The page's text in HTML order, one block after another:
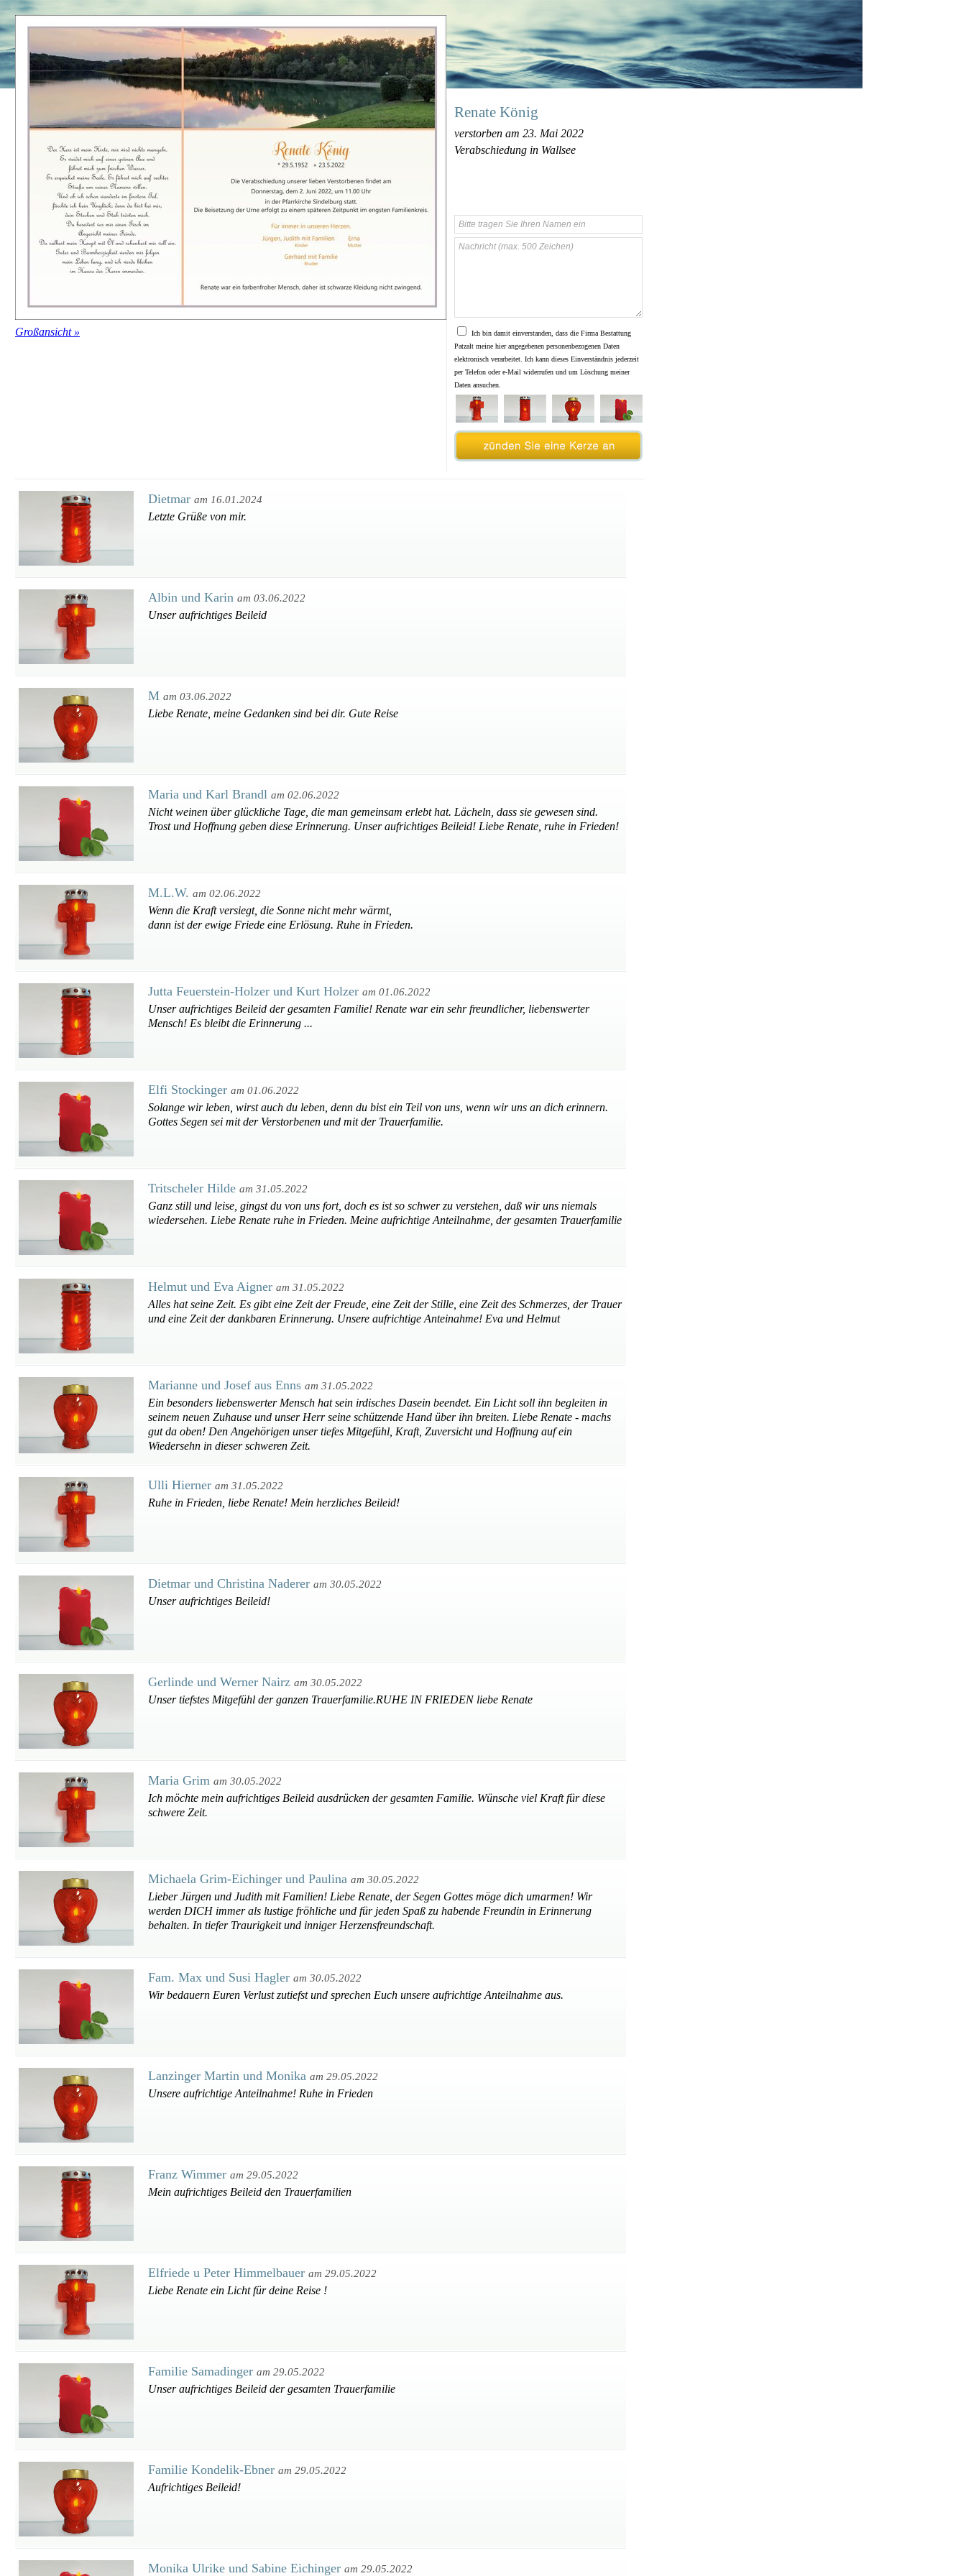
Großansicht »
Renate König
verstorben am 23. Mai 2022
Verabschiedung in Wallsee
Ich bin damit einverstanden, dass die Firma Bestattung
Patzalt meine hier angegebenen personenbezogenen Daten
elektronisch verarbeitet. Ich kann dieses Einverständnis jederzeit
per Telefon oder e-Mail widerrufen und um Löschung meiner
Daten ansuchen.
Dietmar am 16.01.2024
Letzte Grüße von mir.
Albin und Karin am 03.06.2022
Unser aufrichtiges Beileid
M am 03.06.2022
Liebe Renate, meine Gedanken sind bei dir. Gute Reise
Maria und Karl Brandl am 02.06.2022
Nicht weinen über glückliche Tage, die man gemeinsam erlebt hat. Lächeln, dass sie gewesen sind.
Trost und Hoffnung geben diese Erinnerung. Unser aufrichtiges Beileid! Liebe Renate, ruhe in Frieden!
M.L.W. am 02.06.2022
Wenn die Kraft versiegt, die Sonne nicht mehr wärmt,
dann ist der ewige Friede eine Erlösung. Ruhe in Frieden.
Jutta Feuerstein-Holzer und Kurt Holzer am 01.06.2022
Unser aufrichtiges Beileid der gesamten Familie! Renate war ein sehr freundlicher, liebenswerter
Mensch! Es bleibt die Erinnerung ...
Elfi Stockinger am 01.06.2022
Solange wir leben, wirst auch du leben, denn du bist ein Teil von uns, wenn wir uns an dich erinnern.
Gottes Segen sei mit der Verstorbenen und mit der Trauerfamilie.
Tritscheler Hilde am 31.05.2022
Ganz still und leise, gingst du von uns fort, doch es ist so schwer zu verstehen, daß wir uns niemals
wiedersehen. Liebe Renate ruhe in Frieden. Meine aufrichtige Anteilnahme, der gesamten Trauerfamilie
Helmut und Eva Aigner am 31.05.2022
Alles hat seine Zeit. Es gibt eine Zeit der Freude, eine Zeit der Stille, eine Zeit des Schmerzes, der Trauer
und eine Zeit der dankbaren Erinnerung. Unsere aufrichtige Anteinahme! Eva und Helmut
Marianne und Josef aus Enns am 31.05.2022
Ein besonders liebenswerter Mensch hat sein irdisches Dasein beendet. Ein Licht soll ihn begleiten in
seinem neuen Zuhause und unser Herr seine schützende Hand über ihn breiten. Liebe Renate - machs
gut da oben! Den Angehörigen unser tiefes Mitgefühl, Kraft, Zuversicht und Hoffnung auf ein
Wiedersehn in dieser schweren Zeit.
Ulli Hierner am 31.05.2022
Ruhe in Frieden, liebe Renate! Mein herzliches Beileid!
Dietmar und Christina Naderer am 30.05.2022
Unser aufrichtiges Beileid!
Gerlinde und Werner Nairz am 30.05.2022
Unser tiefstes Mitgefühl der ganzen Trauerfamilie.RUHE IN FRIEDEN liebe Renate
Maria Grim am 30.05.2022
Ich möchte mein aufrichtiges Beileid ausdrücken der gesamten Familie. Wünsche viel Kraft für diese
schwere Zeit.
Michaela Grim-Eichinger und Paulina am 30.05.2022
Lieber Jürgen und Judith mit Familien! Liebe Renate, der Segen Gottes möge dich umarmen! Wir
werden DICH immer als lustige fröhliche und für jeden Spaß zu habende Freundin in Erinnerung
behalten. In tiefer Traurigkeit und inniger Herzensfreundschaft.
Fam. Max und Susi Hagler am 30.05.2022
Wir bedauern Euren Verlust zutiefst und sprechen Euch unsere aufrichtige Anteilnahme aus.
Lanzinger Martin und Monika am 29.05.2022
Unsere aufrichtige Anteilnahme! Ruhe in Frieden
Franz Wimmer am 29.05.2022
Mein aufrichtiges Beileid den Trauerfamilien
Elfriede u Peter Himmelbauer am 29.05.2022
Liebe Renate ein Licht für deine Reise !
Familie Samadinger am 29.05.2022
Unser aufrichtiges Beileid der gesamten Trauerfamilie
Familie Kondelik-Ebner am 29.05.2022
Aufrichtiges Beileid!
Monika Ulrike und Sabine Eichinger am 29.05.2022